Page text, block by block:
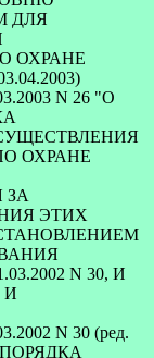
ДЛЯ
ОХРАНЕ
N 26 "О
ОХРАНЕ
ЗА
ЭТИХ
N 30, И
И
N 30 (ред.
ПОРЯДКА